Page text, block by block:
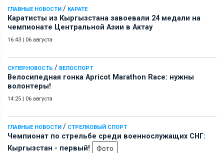
ГЛАВНЫЕ НОВОСТИ / КАРАТЕ
Каратисты из Кыргызстана завоевали 24 медали на
чемпионате Центральной Азии в Актау
16:43 | 06 августа
СУПЕРНОВОСТЬ / ВЕЛОСПОРТ
Велосипедная гонка Apricot Marathon Race: нужны
волонтеры!
14:25 | 06 августа
ГЛАВНЫЕ НОВОСТИ / СТРЕЛКОВЫЙ СПОРТ
Чемпионат по стрельбе среди военнослужащих СНГ:
Кыргызстан - первый!
Фото